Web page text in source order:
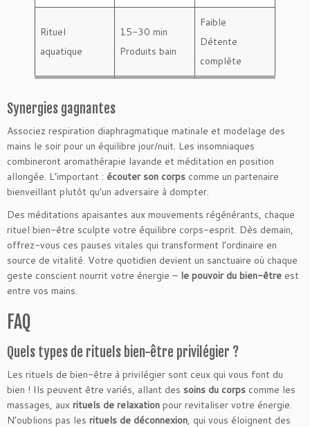
Rituel
aquatique
15-30 min
Produits bain
Faible
Détente
complète
Synergies gagnantes
Associez respiration diaphragmatique matinale et modelage des
mains le soir pour un équilibre jour/nuit. Les insomniaques
combineront aromathérapie lavande et méditation en position
allongée. L’important : écouter son corps comme un partenaire
bienveillant plutôt qu’un adversaire à dompter.
Des méditations apaisantes aux mouvements régénérants, chaque
rituel bien-être sculpte votre équilibre corps-esprit. Dès demain,
offrez-vous ces pauses vitales qui transforment l’ordinaire en
source de vitalité. Votre quotidien devient un sanctuaire où chaque
geste conscient nourrit votre énergie – le pouvoir du bien-être est
entre vos mains.
FAQ
Quels types de rituels bien-être privilégier ?
Les rituels de bien-être à privilégier sont ceux qui vous font du
bien ! Ils peuvent être variés, allant des soins du corps comme les
massages, aux rituels de relaxation pour revitaliser votre énergie.
N’oublions pas les rituels de déconnexion, qui vous éloignent des